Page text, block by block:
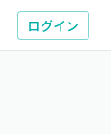
ログイン